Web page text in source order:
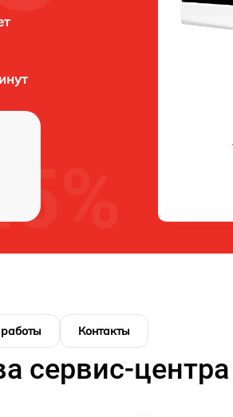
Контакты
сервис-центра